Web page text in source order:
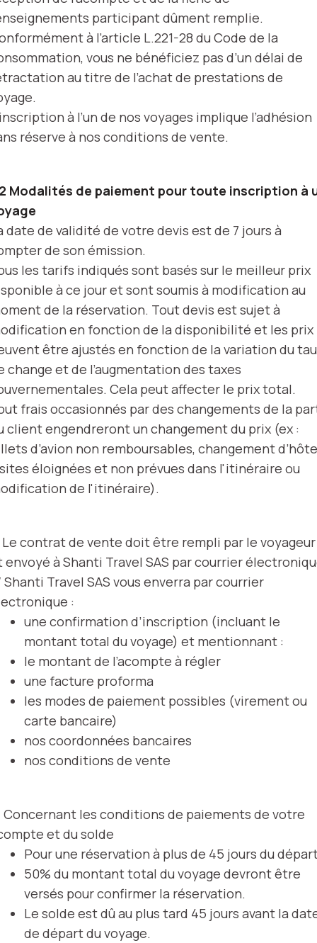
participant dûment remplie.
à l’article L.221-28 du Code de la
vous ne bénéficiez pas d’un délai de
au titre de l’achat de prestations de
à l’un de nos voyages implique l’adhésion
réserve à nos conditions de vente.
Modalités de paiement pour toute inscription à
date de validité de votre devis est de 7 jours à
de son émission.
les tarifs indiqués sont basés sur le meilleur prix
à ce jour et sont soumis à modification au
de la réservation. Tout devis est sujet à
en fonction de la disponibilité et les prix
être ajustés en fonction de la variation du
change et de l’augmentation des taxes
Cela peut affecter le prix total.
frais occasionnés par des changements de la
client engendreront un changement du prix (ex :
d’avion non remboursables, changement
éloignées et non prévues dans l'itinéraire ou
de l'itinéraire).
Le contrat de vente doit être rempli par le voyageur
envoyé à Shanti Travel SAS par courrier
Shanti Travel SAS vous enverra par courrier
:
une confirmation d’inscription (incluant le
montant total du voyage) et mentionnant :
le montant de l’acompte à régler
une facture proforma
les modes de paiement possibles (virement ou
carte bancaire)
nos coordonnées bancaires
nos conditions de vente
Concernant les conditions de paiements de votre
et du solde
Pour une réservation à plus de 45 jours du
50% du montant total du voyage devront être
versés pour confirmer la réservation.
Le solde est dû au plus tard 45 jours avant la
de départ du voyage.